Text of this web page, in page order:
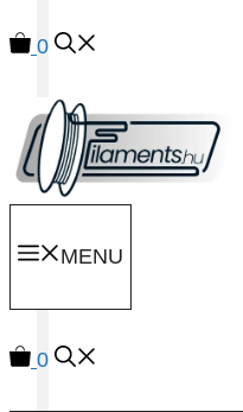
0
MENU
0